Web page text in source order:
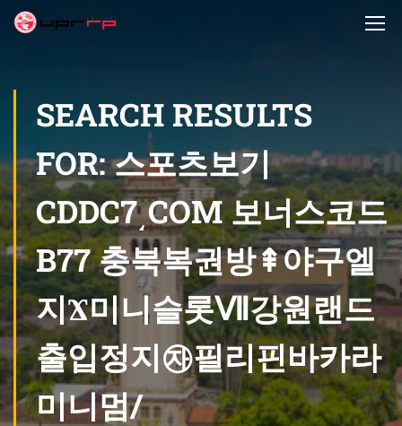
SEARCH RESULTS
FOR: 스포츠보기
CDDC7͵COM 보너스코드
B77 충북복권방⇞야구엘
지Ϫ미니슬롯Ⅶ강원랜드
출입정지㉶필리핀바카라
미니멈/